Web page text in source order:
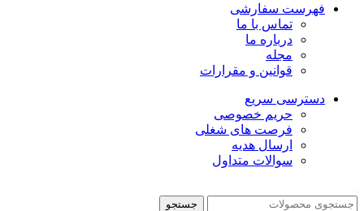
فهرست سفارشی
تماس با ما
درباره ما
مجله
قوانین و مقرارات
دسترسی سریع
حریم خصوصی
فرصت های شغلی
ارسال هدیه
سوالات متداول
جستجو